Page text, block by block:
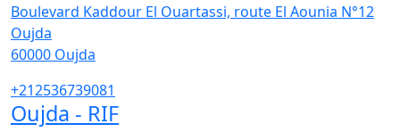
Boulevard Kaddour El Ouartassi, route El Aounia N°12
Oujda
60000 Oujda
+212536739081
Oujda - RIF